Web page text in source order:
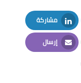
مشاركة
LinkedIn
إرسال
Email